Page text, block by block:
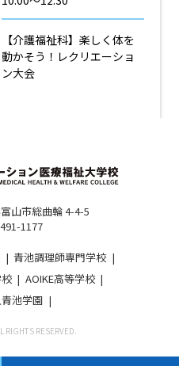
【介護福祉科】楽しく体を
動かそう！レクリエーショ
ン大会
山市総曲輪 4-4-5
1177
青池調理師専門学校
AOIKE高等学校
池学園
RIGHTS RESERVED.